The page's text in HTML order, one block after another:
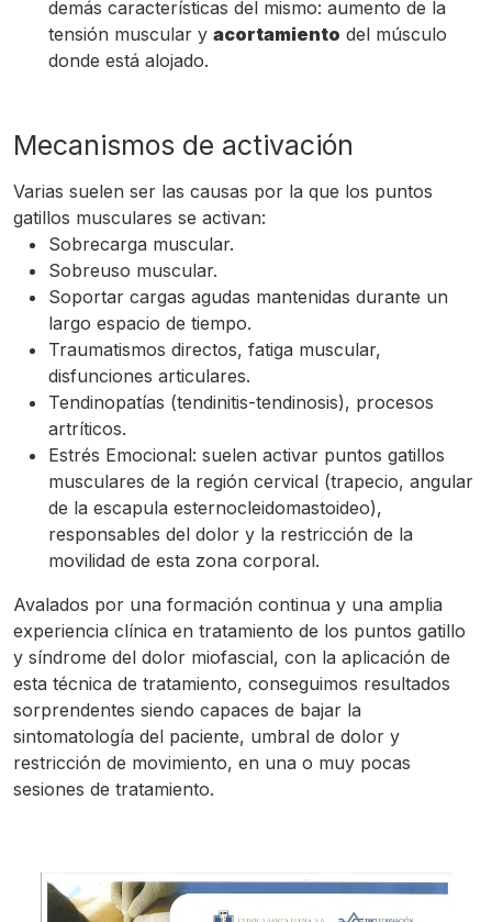
demás características del mismo: aumento de la
tensión muscular y acortamiento del músculo
donde está alojado.
Mecanismos de activación
Varias suelen ser las causas por la que los puntos
gatillos musculares se activan:
Sobrecarga muscular.
Sobreuso muscular.
Soportar cargas agudas mantenidas durante un
largo espacio de tiempo.
Traumatismos directos, fatiga muscular,
disfunciones articulares.
Tendinopatías (tendinitis-tendinosis), procesos
artríticos.
Estrés Emocional: suelen activar puntos gatillos
musculares de la región cervical (trapecio, angular
de la escapula esternocleidomastoideo),
responsables del dolor y la restricción de la
movilidad de esta zona corporal.
Avalados por una formación continua y una amplia
experiencia clínica en tratamiento de los puntos gatillo
y síndrome del dolor miofascial, con la aplicación de
esta técnica de tratamiento, conseguimos resultados
sorprendentes siendo capaces de bajar la
sintomatología del paciente, umbral de dolor y
restricción de movimiento, en una o muy pocas
sesiones de tratamiento.